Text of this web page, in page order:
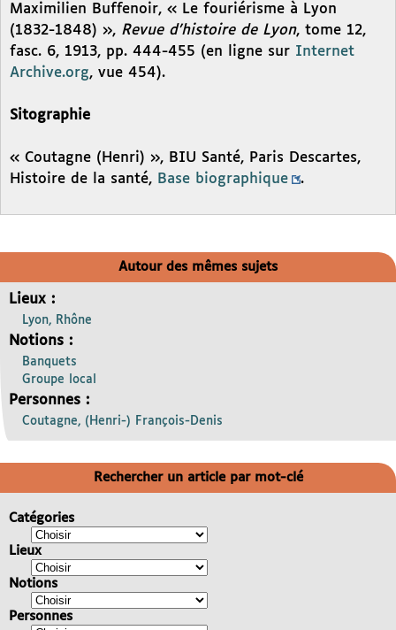
Maximilien Buffenoir, « Le fouriérisme à Lyon
(1832-1848) », Revue d’histoire de Lyon, tome 12,
fasc. 6, 1913, pp. 444-455 (en ligne sur Internet
Archive.org, vue 454).
Sitographie
« Coutagne (Henri) », BIU Santé, Paris Descartes,
Histoire de la santé, Base biographique .
Autour des mêmes sujets
Lieux :
Lyon, Rhône
Notions :
Banquets
Groupe local
Personnes :
Coutagne, (Henri-) François-Denis
Rechercher un article par mot-clé
Catégories
Lieux
Notions
Personnes